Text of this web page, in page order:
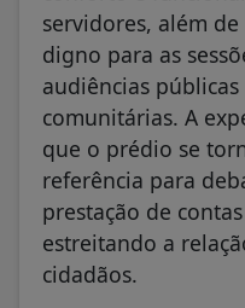
servidores, além
digno para as
audiências
comunitárias. A
que o prédio se
referência para
prestação de
estreitando a
cidadãos.